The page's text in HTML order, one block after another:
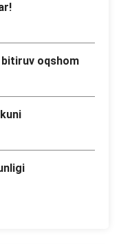
bitiruv oqshom